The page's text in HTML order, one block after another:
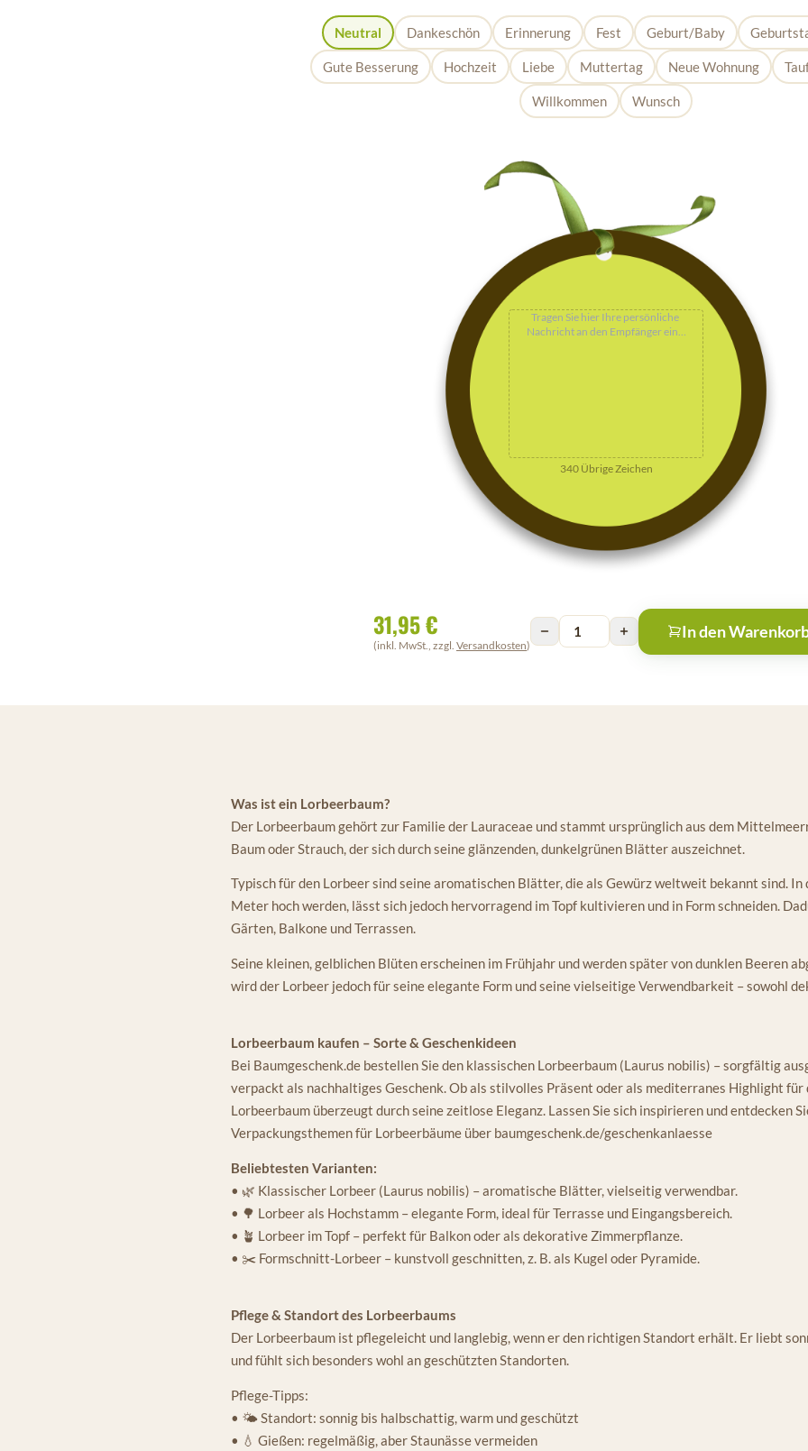
Neutral Dankeschön Erinnerung Fest Geburt/Baby
Gute Besserung Hochzeit Liebe Muttertag Neue Wohnung
Willkommen Wunsch
340Übrige Zeichen
31,95 €
(inkl. MwSt., zzgl. Versandkosten)
In den
Was ist ein Lorbeerbaum?
Der Lorbeerbaum gehört zur Familie der Lauraceae und stammt ursprünglich aus dem
Baum oder Strauch, der sich durch seine glänzenden, dunkelgrünen Blätter auszeichnet.
Typisch für den Lorbeer sind seine aromatischen Blätter, die als Gewürz weltweit bekannt sind.
Meter hoch werden, lässt sich jedoch hervorragend im Topf kultivieren und in Form schneiden.
Gärten, Balkone und Terrassen.
Seine kleinen, gelblichen Blüten erscheinen im Frühjahr und werden später von dunklen Beeren
wird der Lorbeer jedoch für seine elegante Form und seine vielseitige Verwendbarkeit – sowohl
Lorbeerbaum kaufen – Sorte & Geschenkideen
Bei Baumgeschenk.de bestellen Sie den klassischen Lorbeerbaum (Laurus nobilis) – sorgfältig
verpackt als nachhaltiges Geschenk. Ob als stilvolles Präsent oder als mediterranes Highlight für
Lorbeerbaum überzeugt durch seine zeitlose Eleganz. Lassen Sie sich inspirieren und entdecken
Verpackungsthemen für Lorbeerbäume über baumgeschenk.de/geschenkanlaesse
Beliebtesten Varianten:
• 🌿 Klassischer Lorbeer (Laurus nobilis) – aromatische Blätter, vielseitig verwendbar.
• 🌳 Lorbeer als Hochstamm – elegante Form, ideal für Terrasse und Eingangsbereich.
• 🪴 Lorbeer im Topf – perfekt für Balkon oder als dekorative Zimmerpflanze.
• ✂️ Formschnitt-Lorbeer – kunstvoll geschnitten, z. B. als Kugel oder Pyramide.
Pflege & Standort des Lorbeerbaums
Der Lorbeerbaum ist pflegeleicht und langlebig, wenn er den richtigen Standort erhält. Er liebt
und fühlt sich besonders wohl an geschützten Standorten.
Pflege-Tipps:
• 🌤️ Standort: sonnig bis halbschattig, warm und geschützt
• 💧 Gießen: regelmäßig, aber Staunässe vermeiden